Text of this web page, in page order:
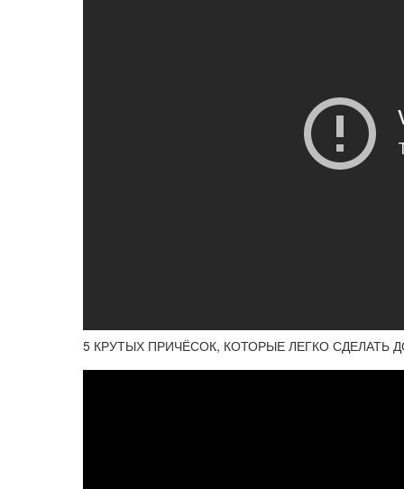
5 КРУТЫХ ПРИЧЁСОК, КОТОРЫЕ ЛЕГКО СДЕЛАТЬ